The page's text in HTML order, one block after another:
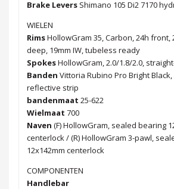
Brake Levers Shimano 105 Di2 7170
WIELEN
RimsHollowGram 35, Carbon, 24h front,
deep, 19mm IW, tubeless ready
SpokesHollowGram, 2.0/1.8/2.0,
BandenVittoria Rubino Pro Bright Black,
reflective strip
bandenmaat25-622
Wielmaat700
Naven(F) HollowGram, sealed bearing
centerlock / (R) HollowGram 3-pawl,
12x142mm centerlock
COMPONENTEN
Handlebar